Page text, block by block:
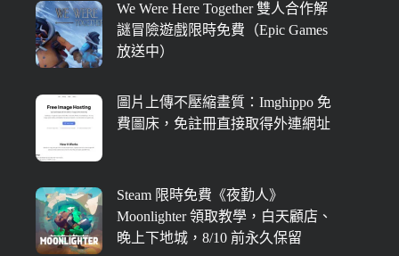
We Were Here Together 雙人合作解
謎冒險遊戲限時免費（Epic Games
放送中）
圖片上傳不壓縮畫質：Imghippo 免
費圖床，免註冊直接取得外連網址
Steam 限時免費《夜勤人》
Moonlighter 領取教學，白天顧店、
晚上下地城，8/10 前永久保留